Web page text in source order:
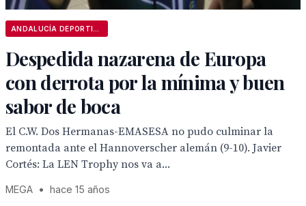
Despedida nazarena de Europa
con derrota por la mínima y buen
sabor de boca
El C.W. Dos Hermanas-EMASESA no pudo culminar la
remontada ante el Hannoverscher alemán (9-10). Javier
Cortés: La LEN Trophy nos va a...
MEGA • hace 15 años